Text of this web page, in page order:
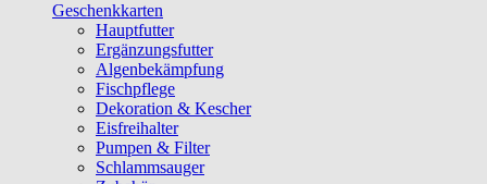
Geschenkkarten
Hauptfutter
Ergänzungsfutter
Algenbekämpfung
Fischpflege
Dekoration & Kescher
Eisfreihalter
Pumpen & Filter
Schlammsauger